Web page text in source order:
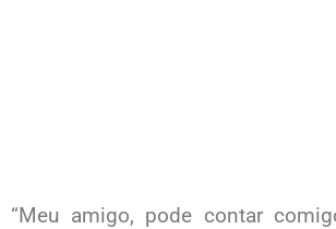
“Meu amigo, pode contar